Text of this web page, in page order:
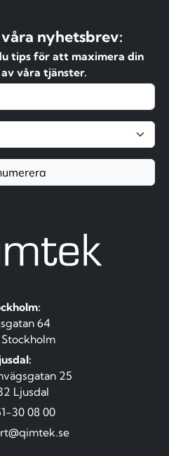
nyhetsbrev:
tips för att maximera din
våra tjänster.
64
Stockholm
25
Ljusdal
30 08 00